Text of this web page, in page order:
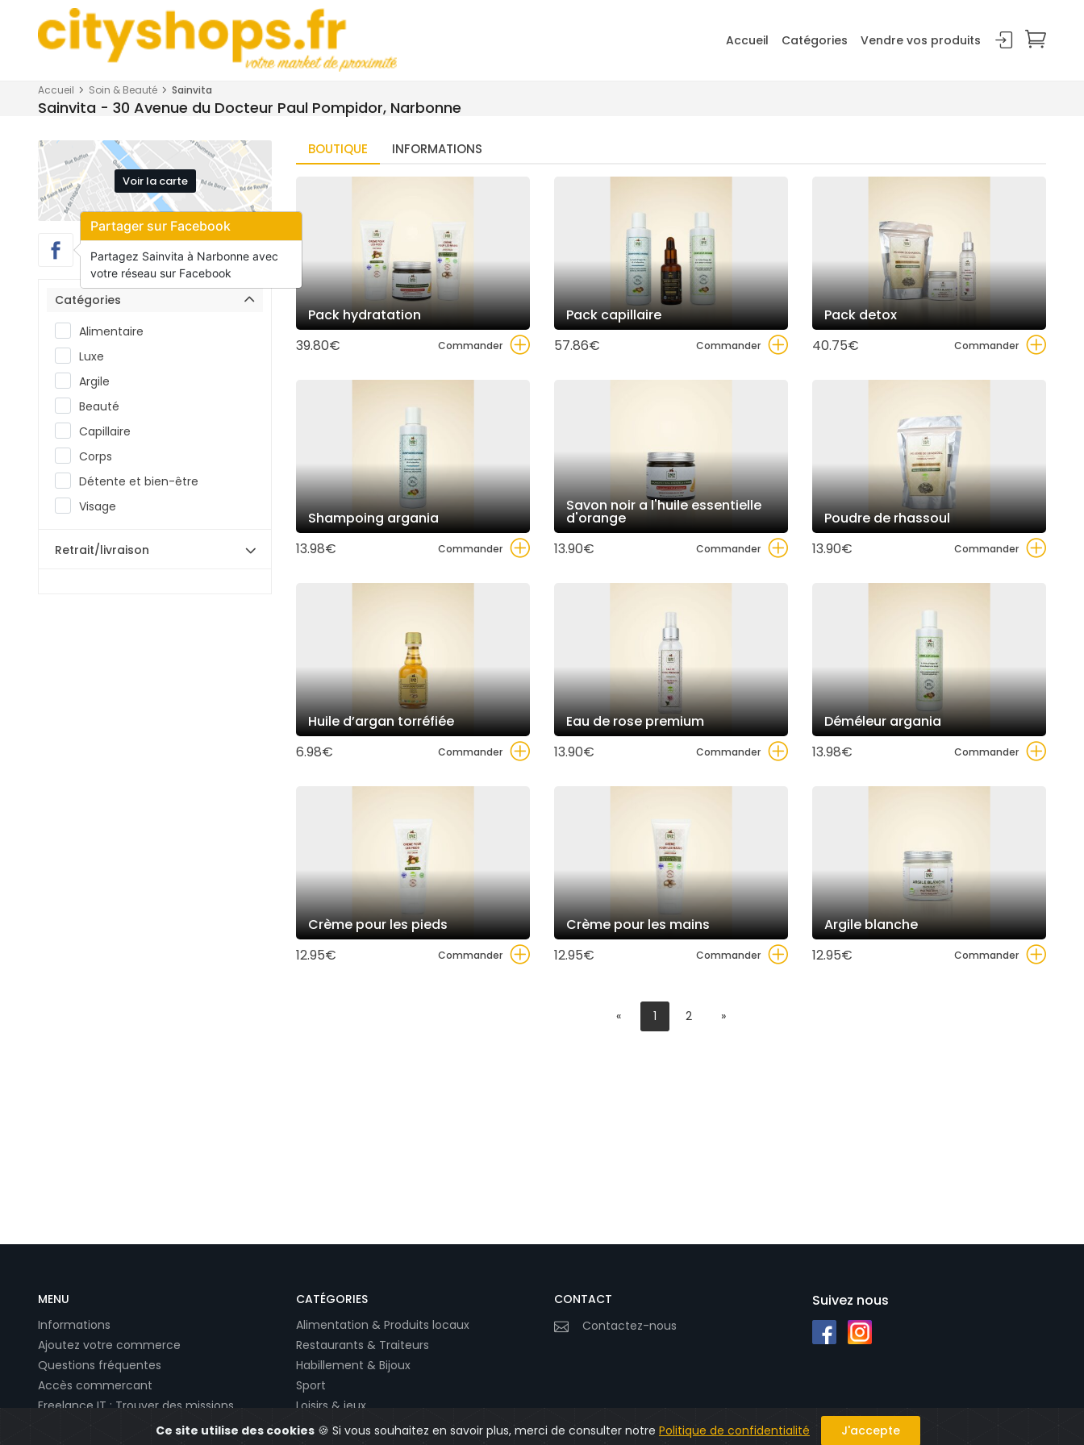
Accueil Catégories Vendre vos produits
Accueil Soin & Beauté Sainvita
Sainvita - 30 Avenue du Docteur Paul Pompidor, Narbonne
Voir la carte
Catégories
Alimentaire
Luxe
Argile
Beauté
Capillaire
Corps
Détente et bien-être
Visage
Retrait/livraison
BOUTIQUE INFORMATIONS
Pack hydratation
39.80€
Commander
Pack capillaire
57.86€
Commander
Pack detox
40.75€
Commander
Shampoing argania
13.98€
Commander
Savon noir a l'huile essentielle
d'orange
13.90€
Commander
Poudre de rhassoul
13.90€
Commander
Huile d’argan torréfiée
6.98€
Commander
Eau de rose premium
13.90€
Commander
Déméleur argania
13.98€
Commander
Crème pour les pieds
12.95€
Commander
Crème pour les mains
12.95€
Commander
Argile blanche
12.95€
Commander
« 1 2 »
MENU
Informations
Ajoutez votre commerce
Questions fréquentes
Accès commercant
Freelance IT : Trouver des missions
CATÉGORIES
Alimentation & Produits locaux
Restaurants & Traiteurs
Habillement & Bijoux
Sport
Loisirs & jeux
Soin & Beauté
CONTACT
Contactez-nous
Suivez nous
Ce site utilise des cookies 🍪 Si vous souhaitez en savoir plus, merci de consulter notre Politique de confidentialité J'accepte
Partager sur Facebook
Partagez Sainvita à Narbonne avec
votre réseau sur Facebook